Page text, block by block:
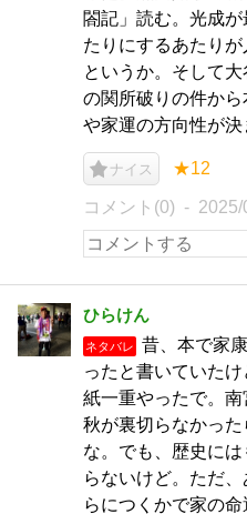
閤記」読む。光成
たりにするあたり
というか。そして
の関所破りの件か
や家運の方向性が決
ナイス ★12
コメント(0) 2025/
ひらけん
ネタバレ
昔、本で家
ったと書いていたけ
紙一重やったで。
秋が裏切らなかっ
な。でも、歴史に
らないけど。ただ
らにつくかで家の命